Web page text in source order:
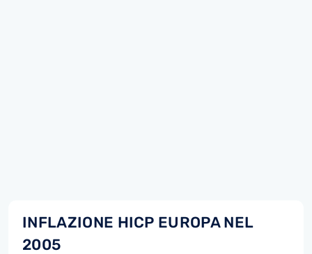
INFLAZIONE HICP EUROPA NEL
2005